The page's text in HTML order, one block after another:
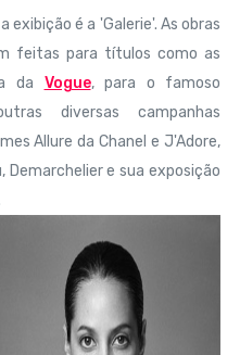
exibição é a 'Galerie'. As obras
feitas para títulos como as
da Vogue, para o famoso
diversas campanhas
Allure da Chanel e J'Adore,
Demarchelier e sua exposição